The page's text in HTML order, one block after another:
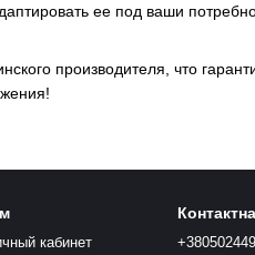
ее под ваши
производителя, что
кабинет